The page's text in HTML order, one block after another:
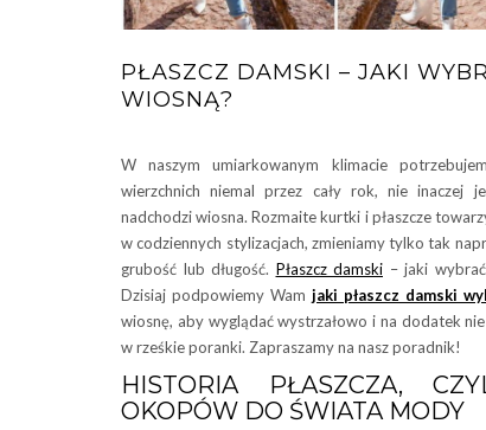
PŁASZCZ DAMSKI – JAKI
WIOSNĄ?
W naszym umiarkowanym klimacie
wierzchnich niemal przez cały rok, nie inaczej
nadchodzi wiosna. Rozmaite kurtki i płaszcze
w codziennych stylizacjach, zmieniamy tylko tak
grubość lub długość. Płaszcz damski – jaki
Dzisiaj podpowiemy Wam jaki płaszcz damski
wiosnę, aby wyglądać wystrzałowo i na dodatek
w rześkie poranki. Zapraszamy na nasz poradnik!
HISTORIA PŁASZCZA,
OKOPÓW DO ŚWIATA MODY